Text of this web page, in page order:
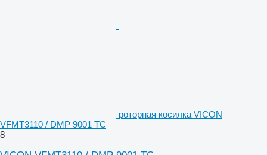
роторная косилка VICON
VFMT3110 / DMP 9001 TC
8